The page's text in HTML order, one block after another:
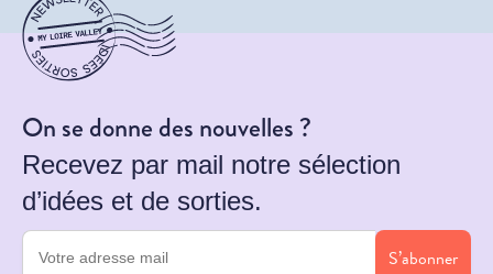
On se donne des nouvelles ?
Recevez par mail notre sélection
d’idées et de sorties.
S’abonner